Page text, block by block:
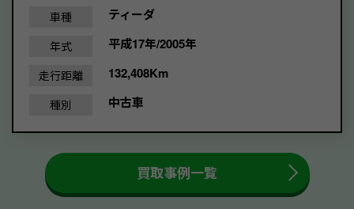
車種 ティーダ
年式 平成17年/2005年
走行距離 132,408Km
種別 中古車
買取事例一覧